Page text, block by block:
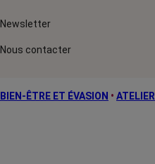
Newsletter
Nous contacter
BIEN-ÊTRE ET ÉVASION • ATELIER